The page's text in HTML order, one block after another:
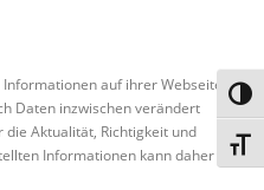
auf ihrer Webseite
Daten inzwischen verändert
Aktualität, Richtigkeit und
Informationen kann daher